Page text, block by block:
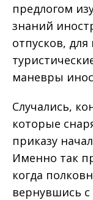
предлогом
знаний
отпусков,
маневры
Случались,
которые
приказу
Именно так
когда
вернувшись